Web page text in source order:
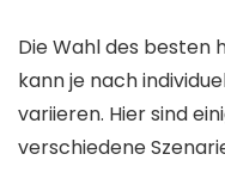
Die Wahl des besten
kann je nach
variieren. Hier sind
verschiedene